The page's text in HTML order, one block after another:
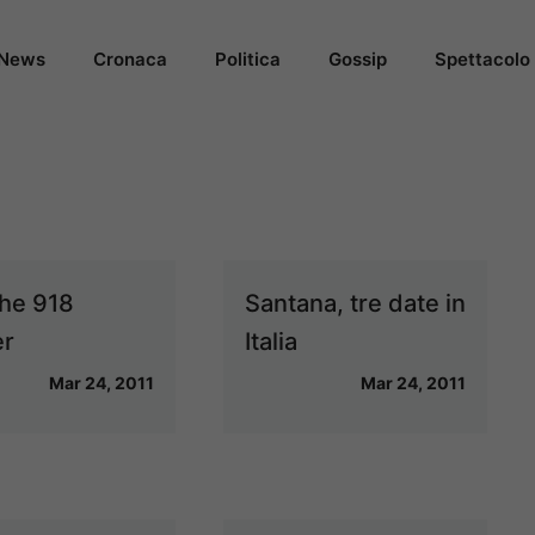
Cronaca Politica Gossip Spettacolo
918
Mar 24, 2011
Santana, tre date in
Italia
Mar 24, 2011